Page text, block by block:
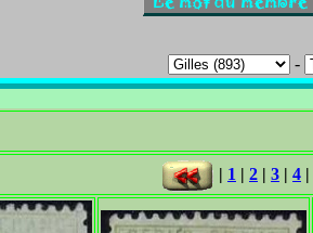
-
| 1 | 2 | 3 | 4 |